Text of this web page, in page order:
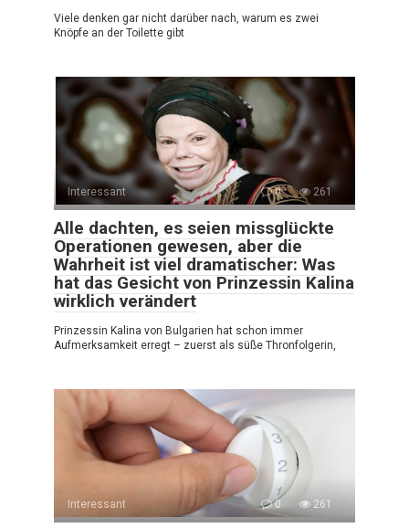
Viele denken gar nicht darüber nach, warum es zwei
Knöpfe an der Toilette gibt
Interessant 0 261
Alle dachten, es seien missglückte
Operationen gewesen, aber die
Wahrheit ist viel dramatischer: Was
hat das Gesicht von Prinzessin Kalina
wirklich verändert
Prinzessin Kalina von Bulgarien hat schon immer
Aufmerksamkeit erregt – zuerst als süße Thronfolgerin,
Interessant 0 261